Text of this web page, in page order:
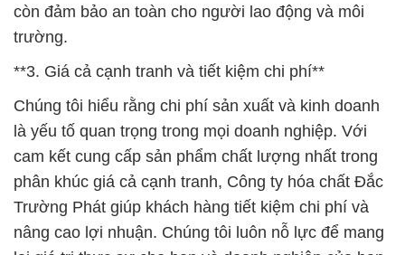
còn đảm bảo an toàn cho người lao động và môi
trường.
**3. Giá cả cạnh tranh và tiết kiệm chi phí**
Chúng tôi hiểu rằng chi phí sản xuất và kinh doanh
là yếu tố quan trọng trong mọi doanh nghiệp. Với
cam kết cung cấp sản phẩm chất lượng nhất trong
phân khúc giá cả cạnh tranh, Công ty hóa chất Đắc
Trường Phát giúp khách hàng tiết kiệm chi phí và
nâng cao lợi nhuận. Chúng tôi luôn nỗ lực để mang